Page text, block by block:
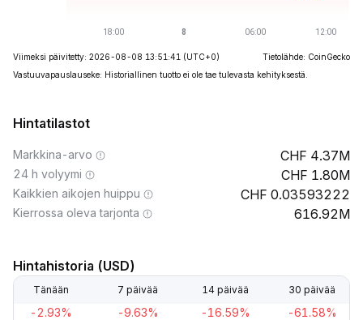
Viimeksi päivitetty: 2026-08-08 13:51:41 (UTC+0)
Tietolähde: CoinGecko
Vastuuvapauslauseke: Historiallinen tuotto ei ole tae tulevasta kehityksestä.
Hintatilastot
Markkina-arvo 4.37M
24 h volyymi 1.80M
Kaikkien aikojen huippu 0.03593222
Kierrossa oleva tarjonta 616.92M
Hintahistoria (USD)
Tänään 7 päivää 14 päivää 30 päivää
-2.93% -9.63% -16.59% -61.58%